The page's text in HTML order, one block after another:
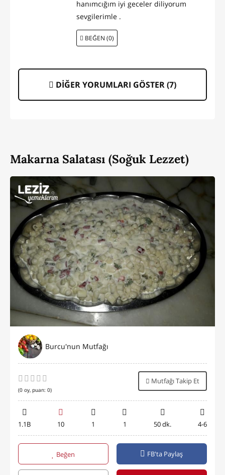
hanımcığım iyi geceler diliyorum
sevgilerimle .
BEĞEN (0)
DİĞER YORUMLARI GÖSTER (7)
Makarna Salatası (Soğuk Lezzet)
Burcu'nun Mutfağı
(0 oy, puan: 0)
Mutfağı Takip Et
1.1B 10 1 1 50 dk. 4-6
Beğen FB'ta Paylaş